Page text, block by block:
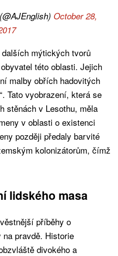
October 28,
mýtických tvorů
této oblasti. Jejich
malby obřích hadovitých
Tato vyobrazení, která se
stěnách v Lesothu, měla
v oblasti o existenci
později předaly barvité
kolonizátorům, čímž
lidského masa
příběhy o
pravdě. Historie
divokého a